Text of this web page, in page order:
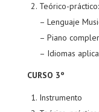
Teórico-práctico:
– Lenguaje
– Piano
– Idiomas
CURSO 3º
Instrumento